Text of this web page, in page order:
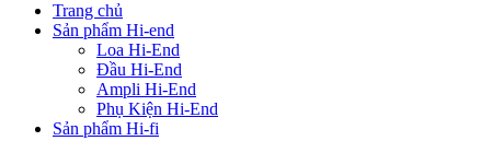
Trang chủ
Sản phẩm Hi-end
Loa Hi-End
Đầu Hi-End
Ampli Hi-End
Phụ Kiện Hi-End
Sản phẩm Hi-fi